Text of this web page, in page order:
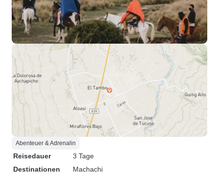
Abenteuer & Adrenalin
Reisedauer
3 Tage
Destinationen
Machachi